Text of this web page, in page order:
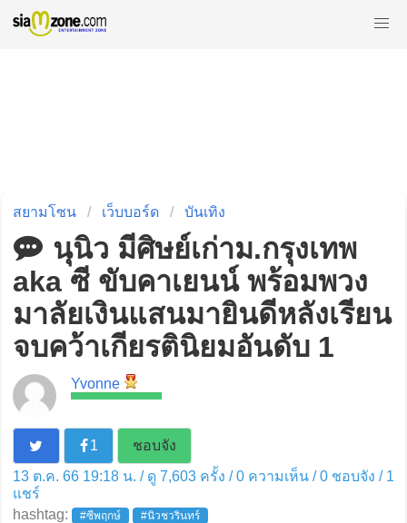
สยามโซน เว็บบอร์ด บันเทิง
นุนิว มีศิษย์เก่าม.กรุงเทพ
aka ซี ขับคาเยนน์ พร้อมพวง
มาลัยเงินแสนมายินดีหลังเรียน
จบคว้าเกียรตินิยมอันดับ 1
Yvonne
1
ชอบจัง
13 ต.ค. 66 19:18 น. / ดู 7,603 ครั้ง / 0 ความเห็น /0ชอบจัง / 1
แชร์
hashtag:
#ซีพฤกษ์ #นิวชวรินทร์